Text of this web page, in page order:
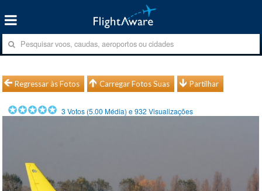
Regressar às Fotos Carregar Fotos Suas Partilhar
3 Votos (5.00 Média) e932 Visualizações